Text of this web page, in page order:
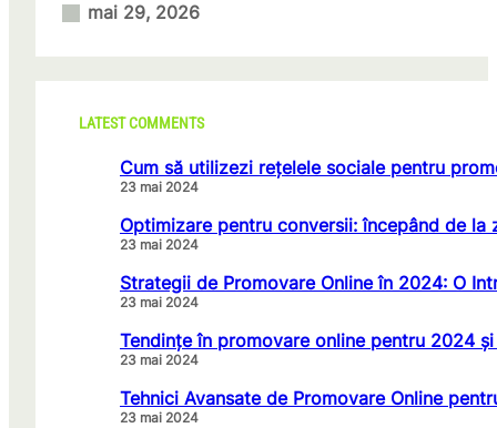
mai 29, 2026
LATEST COMMENTS
Cum să utilizezi rețelele sociale pentru
23 mai 2024
Optimizare pentru conversii: începând de la
23 mai 2024
Strategii de Promovare Online în 2024: O
23 mai 2024
Tendințe în promovare online pentru 2024
23 mai 2024
Tehnici Avansate de Promovare Online
23 mai 2024